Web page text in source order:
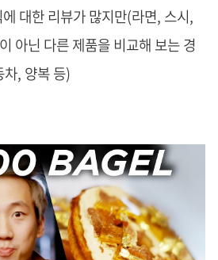
대한 리뷰가 많지만(라면, 스시,
아닌 다른 제품을 비교해 보는 경
, 양복 등)